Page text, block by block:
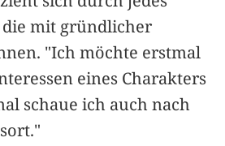
mit gründlicher
"Ich möchte erstmal
eines Charakters
schaue ich auch nach